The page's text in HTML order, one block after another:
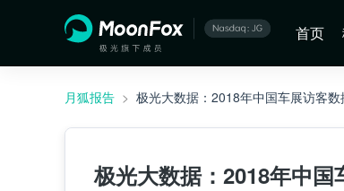
首页
月狐报告 > 极光大数据：2018年中国车展访客
极光大数据：2018年中